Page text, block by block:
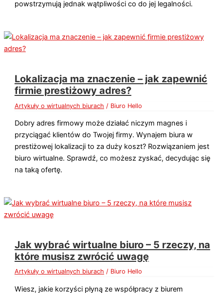
powstrzymują jednak wątpliwości co do jej legalności.
Lokalizacja ma znaczenie – jak zapewnić
firmie prestiżowy adres?
Artykuły o wirtualnych biurach / Biuro Hello
Dobry adres firmowy może działać niczym magnes i
przyciągać klientów do Twojej firmy. Wynajem biura w
prestiżowej lokalizacji to za duży koszt? Rozwiązaniem jest
biuro wirtualne. Sprawdź, co możesz zyskać, decydując się
na taką ofertę.
Jak wybrać wirtualne biuro – 5 rzeczy, na
które musisz zwrócić uwagę
Artykuły o wirtualnych biurach / Biuro Hello
Wiesz, jakie korzyści płyną ze współpracy z biurem